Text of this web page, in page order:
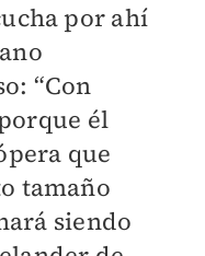
por ahí
“Con
él
que
tamaño
siendo